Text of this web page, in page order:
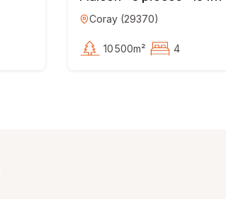
Coray (29370)
10 500m² 4